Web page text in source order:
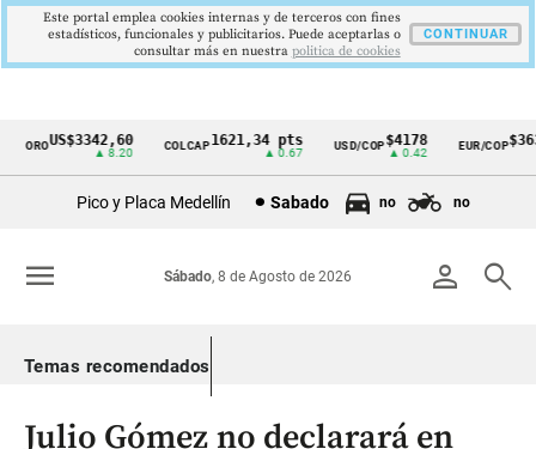
Cintillo
Colombia
OROUS$3342,60
▲ 8.20
COLCAP1621,34 pts
▲ 0.67
USD/COP$4178
▲ 0.42
EUR/COP$3639
Pico y Placa Medellín Sabado no no
person search
Sábado, 8 de Agosto de 2026
menu
Temas recomendados
Julio Gómez no declarará en
Este portal emplea cookies internas y de terceros con fines
estadísticos, funcionales y publicitarios. Puede aceptarlas o
consultar más en nuestra politica de cookies
CONTINUAR